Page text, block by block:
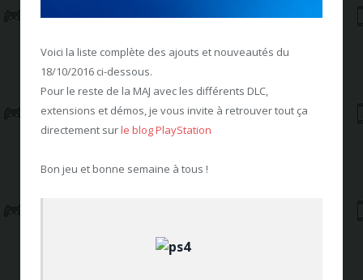
Voici la liste complète des ajouts et nouveautés du
18/10/2016 ci-dessous.
Pour le reste de la MAJ avec les différents DLC,
extensions et démos, je vous invite à retrouver tout ça
directement surle blog PlayStation
Bon jeu et bonne semaine à tous !